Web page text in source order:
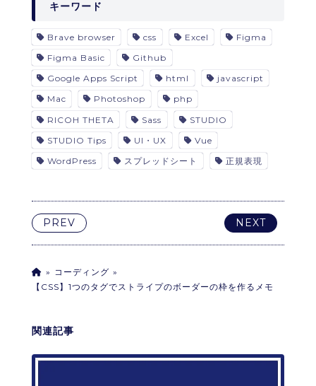
キーワード
Brave browser css Excel
Figma
Figma Basic
Github
Google Apps Script
html
javascript
Mac
Photoshop
php
RICOH THETA
Sass
STUDIO
STUDIO Tips
UI・UX
Vue
WordPress
スプレッドシート 正規表現
PREV NEXT
コーディング
【CSS】1つのタグでストライプのボーダーの枠を作るメモ
関連記事